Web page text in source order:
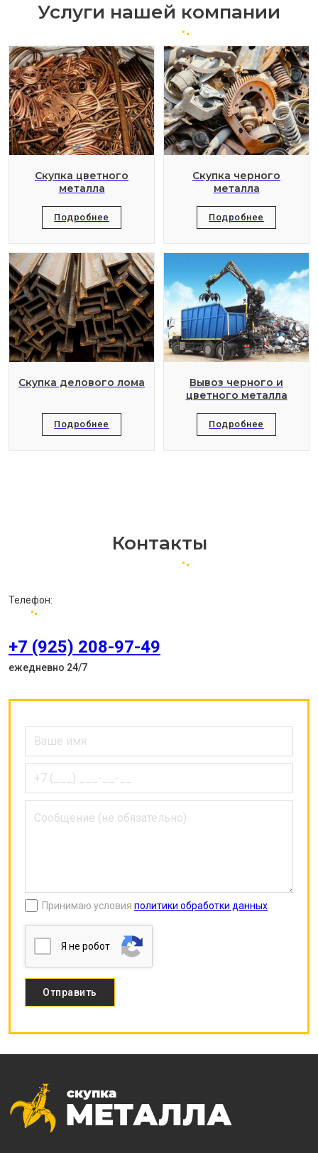
Услуги нашей компании
Скупка цветного
металла
Подробнее
Скупка черного
металла
Подробнее
Скупка делового лома
Подробнее
Вывоз черного и
цветного металла
Подробнее
Контакты
Телефон:
+7 (925) 208-97-49
ежедневно 24/7
Принимаю условия политики обработки данных
Я нe poбoт